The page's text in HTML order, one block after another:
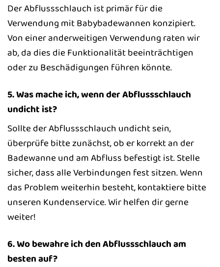
Der Abflussschlauch ist primär für die
Verwendung mit Babybadewannen konzipiert.
Von einer anderweitigen Verwendung raten wir
ab, da dies die Funktionalität beeinträchtigen
oder zu Beschädigungen führen könnte.
5. Was mache ich, wenn der Abflussschlauch
undicht ist?
Sollte der Abflussschlauch undicht sein,
überprüfe bitte zunächst, ob er korrekt an der
Badewanne und am Abfluss befestigt ist. Stelle
sicher, dass alle Verbindungen fest sitzen. Wenn
das Problem weiterhin besteht, kontaktiere bitte
unseren Kundenservice. Wir helfen dir gerne
weiter!
6. Wo bewahre ich den Abflussschlauch am
besten auf?